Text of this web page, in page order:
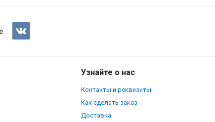
SECF006
Узнайте о нас
Контакты и реквизиты
Как сделать заказ
Доставка